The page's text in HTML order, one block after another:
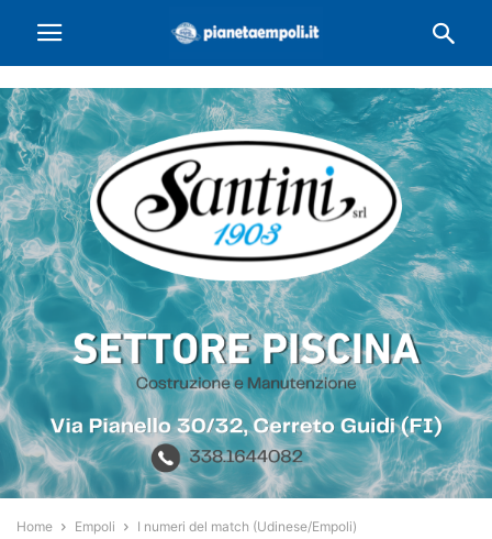
Home Empoli I numeri del match (Udinese/Empoli)